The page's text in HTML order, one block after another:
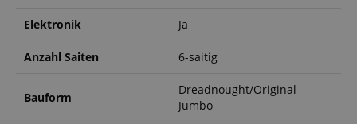
Elektronik Ja
Anzahl Saiten 6-saitig
Bauform
Dreadnought/Original
Jumbo